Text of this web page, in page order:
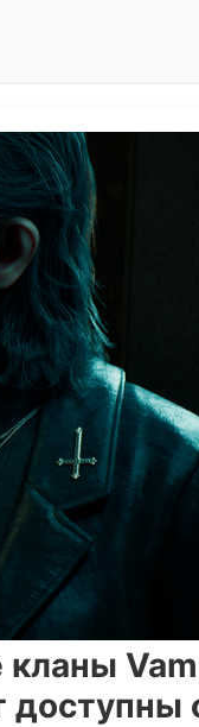
кланы
доступны